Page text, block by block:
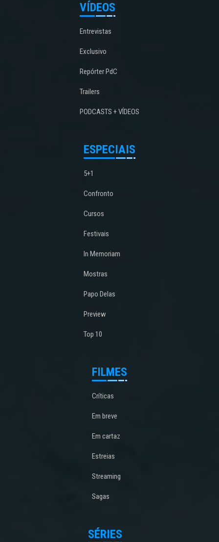
VÍDEOS
Entrevistas
Exclusivo
Repórter PdC
Trailers
PODCASTS + VÍDEOS
ESPECIAIS
5+1
Confronto
Cursos
Festivais
In Memoriam
Mostras
Papo Delas
Preview
Top 10
FILMES
Críticas
Em breve
Em cartaz
Estreias
Streaming
Sagas
SÉRIES